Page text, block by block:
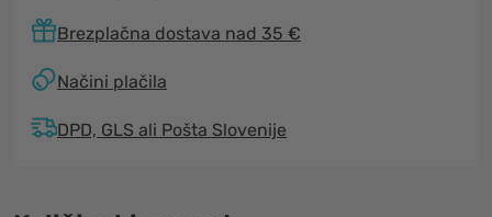
Brezplačna dostava nad 35 €
Načini plačila
DPD, GLS ali Pošta Slovenije